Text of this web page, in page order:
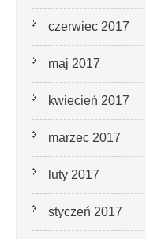
czerwiec 2017
maj 2017
kwiecień 2017
marzec 2017
luty 2017
styczeń 2017